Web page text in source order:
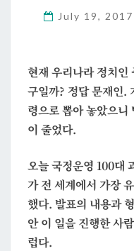
July 19, 2017
현재 우리나라 정치인
구일까? 정답 문재인.
령으로 뽑아 놓았으니
이 줄었다.
오늘 국정운영 100대
가 전 세계에서 가장
했다. 발표의 내용과
안 이 일을 진행한 사
럽다.